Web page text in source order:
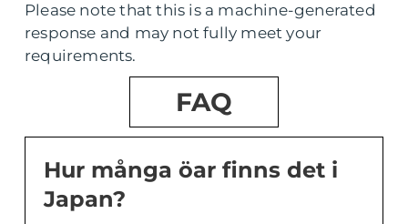
Please note that this is a machine-generated
response and may not fully meet your
requirements.
FAQ
Hur många öar finns det i
Japan?